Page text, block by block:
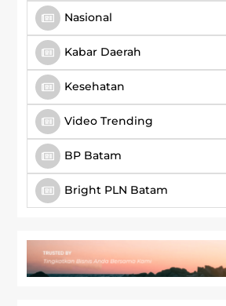
Nasional
Kabar Daerah
Kesehatan
Video Trending
BP Batam
Bright PLN Batam